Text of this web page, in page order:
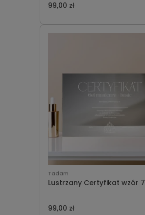
99,00 zł
Tadam
Lustrzany Certyfikat wzór 7
99,00 zł